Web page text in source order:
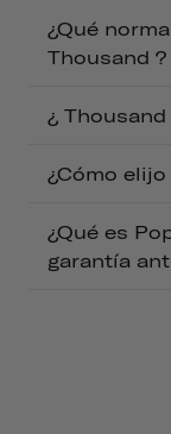
¿Qué
Thousand ?
¿
¿Cómo
¿Qué es
garantía